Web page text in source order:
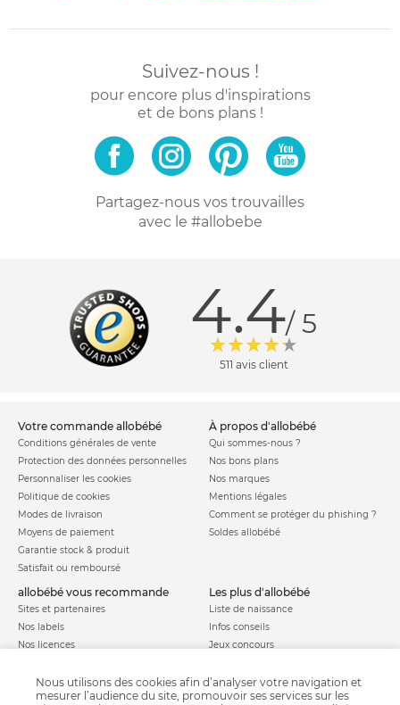
Suivez-nous !
pour encore plus d'inspirations
et de bons plans !
Partagez-nous vos trouvailles
avec le #allobebe
4.4/ 5
511 avis client
votre commande allobébé
Conditions générales de vente
Protection des données personnelles
Personnaliser les cookies
Politique de cookies
Modes de livraison
Moyens de paiement
Garantie stock & produit
Satisfait ou remboursé
à propos d'allobébé
Qui sommes-nous ?
Nos bons plans
Nos marques
Mentions légales
Comment se protéger du phishing ?
Soldes allobébé
allobébé vous recommande
Sites et partenaires
Nos labels
Nos licences
les plus d'allobébé
Liste de naissance
Infos conseils
Jeux concours
Parrainage
Nous utilisons des cookies afin d’analyser votre navigation et
mesurer l’audience du site, promouvoir ses services sur les